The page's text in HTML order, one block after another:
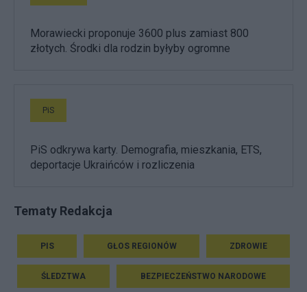
Morawiecki proponuje 3600 plus zamiast 800
złotych. Środki dla rodzin byłyby ogromne
PiS
PiS odkrywa karty. Demografia, mieszkania, ETS,
deportacje Ukraińców i rozliczenia
Tematy Redakcja
PIS GŁOS REGIONÓW ZDROWIE
ŚLEDZTWA BEZPIECZEŃSTWO NARODOWE